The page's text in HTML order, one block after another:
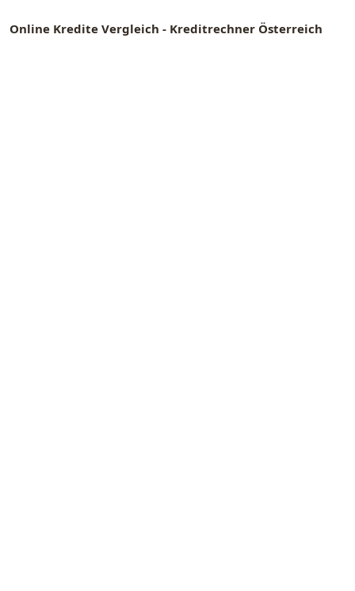
Online Kredite Vergleich - Kreditrechner Österreich